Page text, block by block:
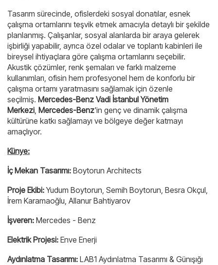
Tasarım sürecinde, ofislerdeki sosyal donatılar, esnek
çalışma ortamlarını teşvik etmek amacıyla detaylı bir şekilde
planlanmış. Çalışanlar, sosyal alanlarda bir araya gelerek
işbirliği yapabilir, ayrıca özel odalar ve toplantı kabinleri ile
bireysel ihtiyaçlara göre çalışma ortamlarını seçebilir.
Akustik çözümler, renk şemaları ve farklı malzeme
kullanımları, ofisin hem profesyonel hem de konforlu bir
çalışma ortamı yaratmasını sağlamak için özenle
seçilmiş. Mercedes-Benz Vadi İstanbul Yönetim
Merkezi, Mercedes-Benz'in genç ve dinamik çalışma
kültürüne katkı sağlamayı ve bölgeye değer katmayı
amaçlıyor.
Künye:
İç Mekan Tasarımı: Boytorun Architects
Proje Ekibi:Yudum Boytorun, Semih Boytorun, Besra Okçul,
İrem Karamaoğlu, Allanur Bahtiyarov
İşveren: Mercedes - Benz
Elektrik Projesi: Enve Enerji
Aydınlatma Tasarımı: LAB1 Aydınlatma Tasarımı & Günışığı